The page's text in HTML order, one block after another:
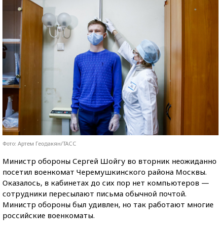
Фото: Артем Геодакян/ТАСС
Министр обороны Сергей Шойгу во вторник неожиданно
посетил военкомат Черемушкинского района Москвы.
Оказалось, в кабинетах до сих пор нет компьютеров —
сотрудники пересылают письма обычной почтой.
Министр обороны был удивлен, но так работают многие
российские военкоматы.